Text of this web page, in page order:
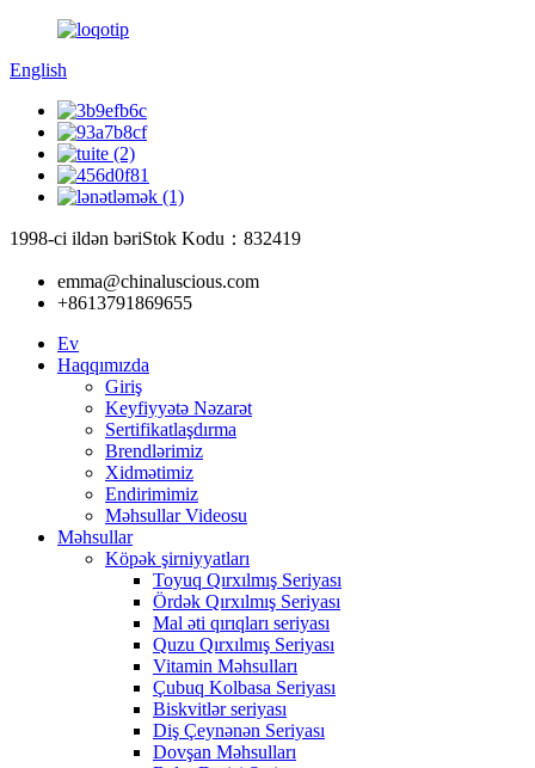
English
1998-ci ildən bəriStok Kodu：832419
emma@chinaluscious.com
+8613791869655
Ev
Haqqımızda
Giriş
Keyfiyyətə Nəzarət
Sertifikatlaşdırma
Brendlərimiz
Xidmətimiz
Endirimimiz
Məhsullar Videosu
Məhsullar
Köpək şirniyyatları
Toyuq Qırxılmış Seriyası
Ördək Qırxılmış Seriyası
Mal əti qırıqları seriyası
Quzu Qırxılmış Seriyası
Vitamin Məhsulları
Çubuq Kolbasa Seriyası
Biskvitlər seriyası
Diş Çeynənən Seriyası
Dovşan Məhsulları